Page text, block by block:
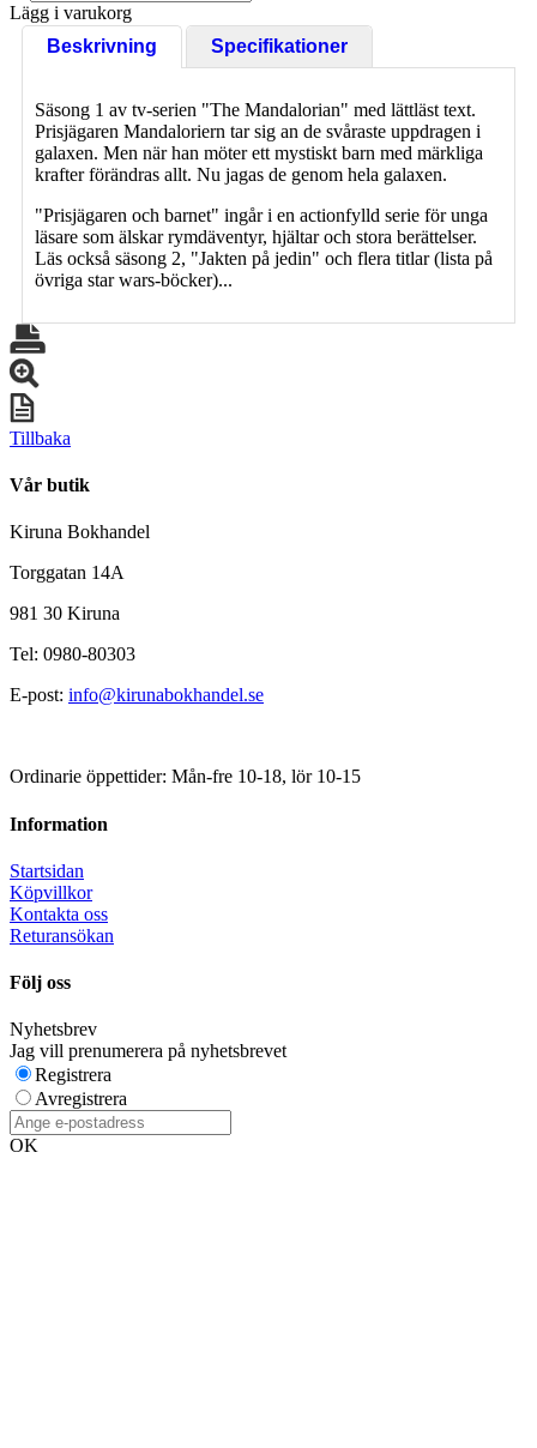
Lägg i varukorg
Beskrivning
Specifikationer
Säsong 1 av tv-serien "The Mandalorian" med lättläst text.
Prisjägaren Mandaloriern tar sig an de svåraste uppdragen i
galaxen. Men när han möter ett mystiskt barn med märkliga
krafter förändras allt. Nu jagas de genom hela galaxen.
"Prisjägaren och barnet" ingår i en actionfylld serie för unga
läsare som älskar rymdäventyr, hjältar och stora berättelser.
Läs också säsong 2, "Jakten på jedin" och flera titlar (lista på
övriga star wars-böcker)...
Tillbaka
Vår butik
Kiruna Bokhandel
Torggatan 14A
981 30 Kiruna
Tel: 0980-80303
E-post: info@kirunabokhandel.se
Ordinarie öppettider: Mån-fre 10-18, lör 10-15
Information
Startsidan
Köpvillkor
Kontakta oss
Returansökan
Följ oss
Nyhetsbrev
Jag vill prenumerera på nyhetsbrevet
Registrera
Avregistrera
OK